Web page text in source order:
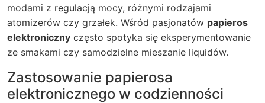
modami z regulacją mocy, różnymi rodzajami
atomizerów czy grzałek. Wśród pasjonatów papieros
elektroniczny często spotyka się eksperymentowanie
ze smakami czy samodzielne mieszanie liquidów.
Zastosowanie papierosa
elektronicznego w codzienności